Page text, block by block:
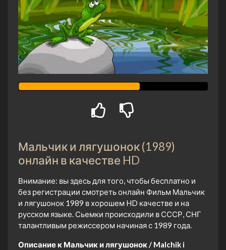
Мальчик и лягушонок (1989)
онлайн в качестве HD
Внимание: вы здесь для того, чтобы бесплатно и
без регистрации смотреть онлайн Фильм Мальчик
и лягушонок 1989 в хорошем HD качестве и на
русском языке. Сьемки происходили в СССР, СНГ
талантливым режиссером начиная с 1989 года.
Описание к Мальчик и лягушонок / Malchik i